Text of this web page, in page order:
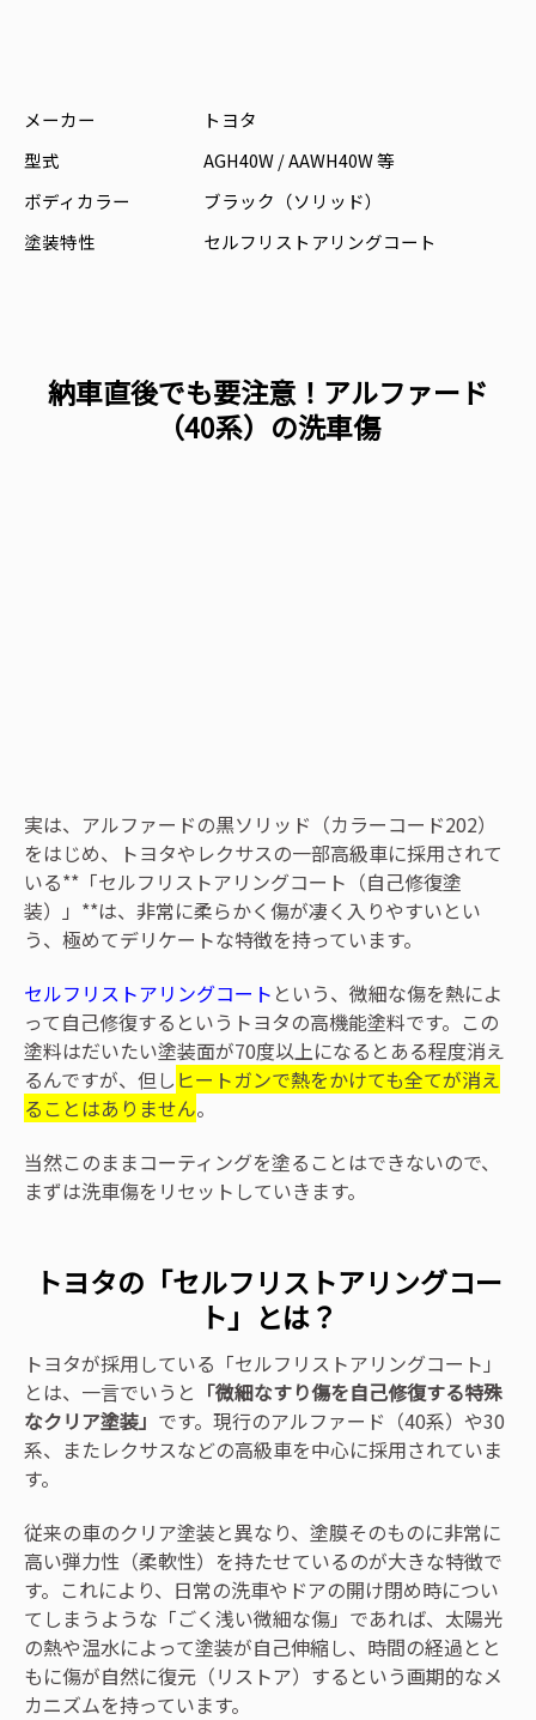
メーカー
トヨタ
型式
AGH40W / AAWH40W 等
ボディカラー
ブラック（ソリッド）
塗装特性
セルフリストアリングコート
納車直後でも要注意！アルファード
（40系）の洗車傷
実は、アルファードの黒ソリッド（カラーコード202）
をはじめ、トヨタやレクサスの一部高級車に採用されて
いる**「セルフリストアリングコート（自己修復塗
装）」**は、非常に柔らかく傷が凄く入りやすいとい
う、極めてデリケートな特徴を持っています。
セルフリストアリングコート という、微細な傷を熱によ
って自己修復するというトヨタの高機能塗料です。この
塗料はだいたい塗装面が70度以上になるとある程度消え
るんですが、但し ヒートガンで熱をかけても全てが消え
ることはありません。
当然このままコーティングを塗ることはできないので、
まずは洗車傷をリセットしていきます。
トヨタの「セルフリストアリングコー
ト」とは？
トヨタが採用している「セルフリストアリングコート」
とは、一言でいうと 「微細なすり傷を自己修復する特殊
なクリア塗装」 です。現行のアルファード（40系）や30
系、またレクサスなどの高級車を中心に採用されていま
す。
従来の車のクリア塗装と異なり、塗膜そのものに非常に
高い弾力性（柔軟性）を持たせているのが大きな特徴で
す。これにより、日常の洗車やドアの開け閉め時につい
てしまうような「ごく浅い微細な傷」であれば、太陽光
の熱や温水によって塗装が自己伸縮し、時間の経過とと
もに傷が自然に復元（リストア）するという画期的なメ
カニズムを持っています。